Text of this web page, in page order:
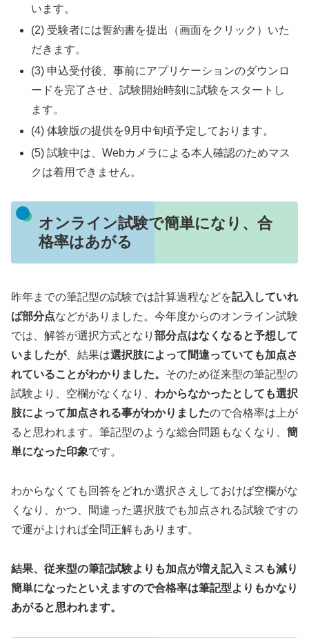
います。
(2) 受験者には誓約書を提出（画面をクリック）いた
だきます。
(3) 申込受付後、事前にアプリケーションのダウンロ
ードを完了させ、試験開始時刻に試験をスタートし
ます。
(4) 体験版の提供を9月中旬頃予定しております。
(5) 試験中は、Webカメラによる本人確認のためマス
クは着用できません。
オンライン試験で簡単になり、合
格率はあがる
昨年までの筆記型の試験では計算過程などを記入していれ
ば部分点などがありました。今年度からのオンライン試験
では、解答が選択方式となり 部分点はなくなると予想して
いましたが、結果は選択肢によって間違っていても加点さ
れていることがわかりました。 そのため従来型の筆記型の
試験より、空欄がなくなり、 わからなかったとしても選択
肢によって加点される事がわかりましたので合格率は上が
ると思われます。筆記型のような総合問題もなくなり、 簡
単になった印象です。
わからなくても回答をどれか選択さえしておけば空欄がな
くなり、かつ、間違った選択肢でも加点される試験ですの
で運がよければ全問正解もあります。
結果、従来型の筆記試験よりも加点が増え記入ミスも減り
簡単になったといえますので合格率は筆記型よりもかなり
あがると思われます。